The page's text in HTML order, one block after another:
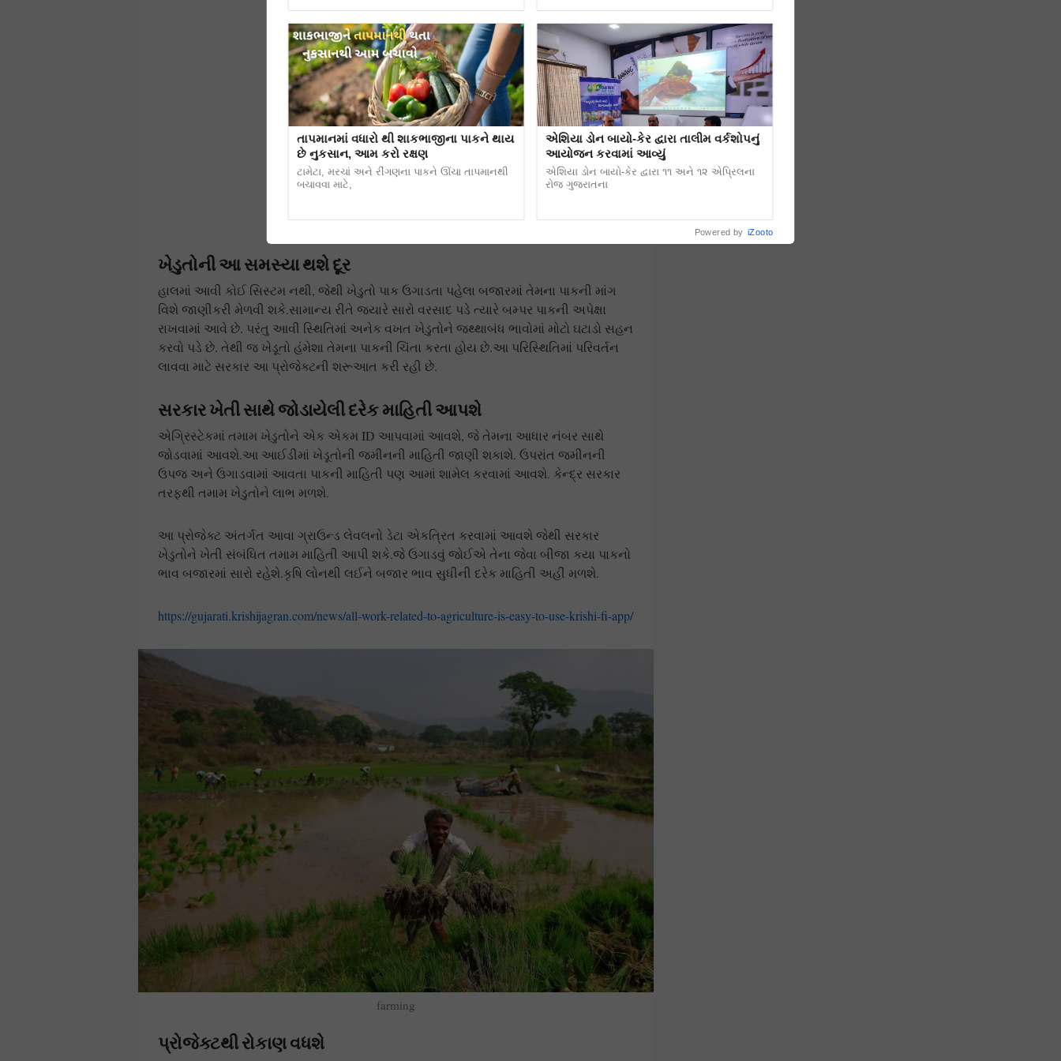
ખેડુતોની આ સમસ્યા થશે દૂર
હાલમાં આવી કોઈ સિસ્ટમ નથી, જેથી ખેડુતો પાક ઉગાડતા પહેલા બજારમાં તેમના પાકની માંગ
વિશે જાણીકરી મેળવી શકે.સામાન્ય રીતે જ્યારે સારો વરસાદ પડે ત્યારે બમ્પર પાકની અપેક્ષા
રાખવામાં આવે છે. પરંતુ આવી સ્થિતિમાં અનેક વખત ખેડુતોને જથ્થાબંધ ભાવોમાં મોટો ઘટાડો સહન
કરવો પડે છે. તેથી જ ખેડૂતો હંમેશા તેમના પાકની ચિંતા કરતા હોય છે.આ પરિસ્થિતિમાં પરિવર્તન
લાવવા માટે સરકાર આ પ્રોજેક્ટની શરૂઆત કરી રહી છે.
સરકાર ખેતી સાથે જોડાયેલી દરેક માહિતી આપશે
એગ્રિસ્ટેકમાં તમામ ખેડુતોને એક એકમ ID આપવામાં આવશે, જે તેમના આધાર નંબર સાથે
જોડવામાં આવશે.આ આઈડીમાં ખેડૂતોની જમીનની માહિતી જાણી શકાશે. ઉપરાંત જમીનની
ઉપજ અને ઉગાડવામાં આવતા પાકની માહિતી પણ આમાં શામેલ કરવામાં આવશે. કેન્દ્ર સરકાર
તરફથી તમામ ખેડુતોને લાભ મળશે.
આ પ્રોજેક્ટ અંતર્ગત આવા ગ્રાઉન્ડ લેવલનો ડેટા એકત્રિત કરવામાં આવશે જેથી સરકાર
ખેડુતોને ખેતી સંબંધિત તમામ માહિતી આપી શકે.જે ઉગાડવું જોઈએ તેના જેવા બીજા કયા પાકનો
ભાવ બજારમાં સારો રહેશે.કૃષિ લોનથી લઈને બજાર ભાવ સુધીની દરેક માહિતી અહીં મળશે.
https://gujarati.krishijagran.com/news/all-work-related-to-agriculture-is-easy-to-use-krishi-fi-app/
farming
પ્રોજેક્ટથી રોકાણ વધશે
તાપમાનમાં વધારો થી શાકભાજીના પાકને થાય
છે નુકસાન, આમ કરો રક્ષણ
ટામેટા, મરચાં અને રીંગણના પાકને ઊંચા તાપમાનથી
બચાવવા માટે,
એશિયા ડોન બાયો-કેર દ્વારા તાલીમ વર્કશોપનું
આયોજન કરવામાં આવ્યું
એશિયા ડોન બાયો-કેર દ્વારા ૧૧ અને ૧૨ એપ્રિલના
રોજ ગુજરાતના
Powered by iZooto